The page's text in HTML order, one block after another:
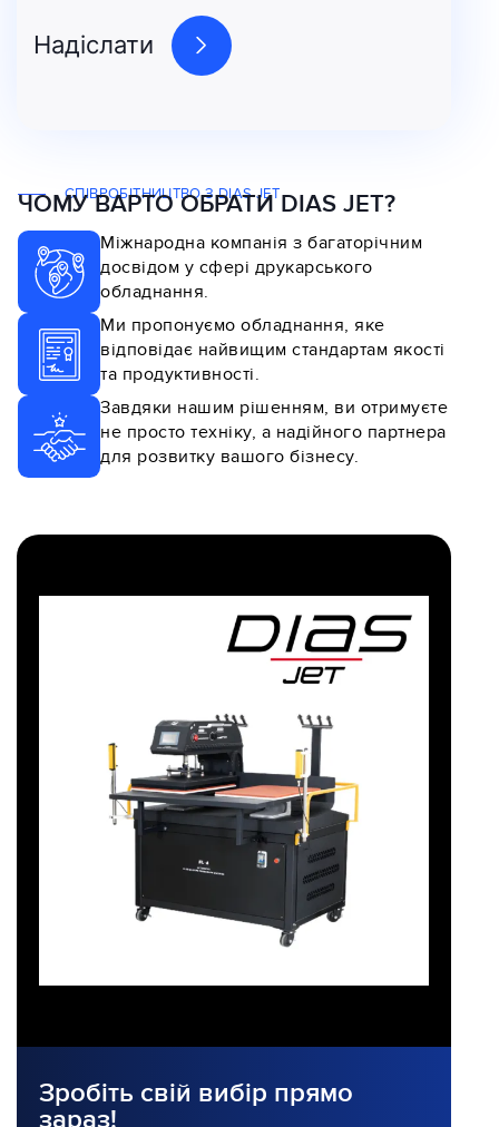
СПІВРОБІТНИЦТВО З DIAS JET
ЧОМУ ВАРТО ОБРАТИ DIAS JET?
Міжнародна компанія з багаторічним
досвідом у сфері друкарського
обладнання.
Ми пропонуємо обладнання, яке
відповідає найвищим стандартам якості
та продуктивності.
Завдяки нашим рішенням, ви отримуєте
не просто техніку, а надійного партнера
для розвитку вашого бізнесу.
Зробіть свій вибір прямо
зараз!